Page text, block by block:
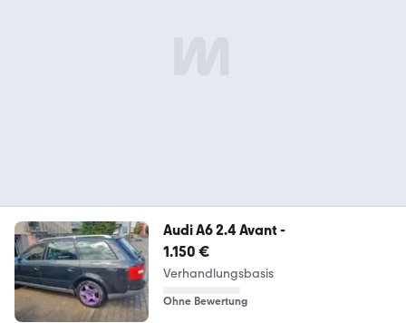
Audi A6 2.4 Avant -
1.150 €
Verhandlungsbasis
Ohne Bewertung